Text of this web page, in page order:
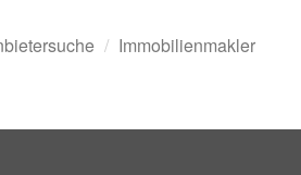
Immobilienmakler